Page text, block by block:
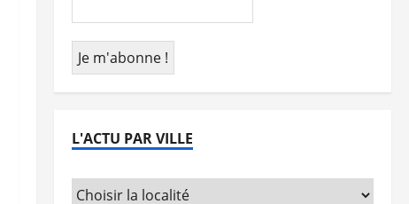
L'ACTU PAR VILLE